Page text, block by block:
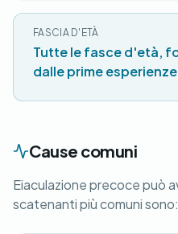
FASCIA D'ETÀ
Tutte le fasce d'età,
dalle prime
Cause comuni
Eiaculazione precoce può
scatenanti più comuni sono: